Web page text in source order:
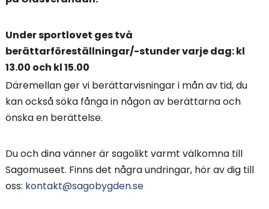
Under sportlovet ges två
berättarföreställningar/-stunder varje dag: kl
13.00 och kl 15.00
Däremellan ger vi berättarvisningar i mån av tid, du
kan också söka fånga in någon av berättarna och
önska en berättelse.
Du och dina vänner är sagolikt varmt välkomna till
Sagomuseet. Finns det några undringar, hör av dig till
oss: kontakt@sagobygden.se